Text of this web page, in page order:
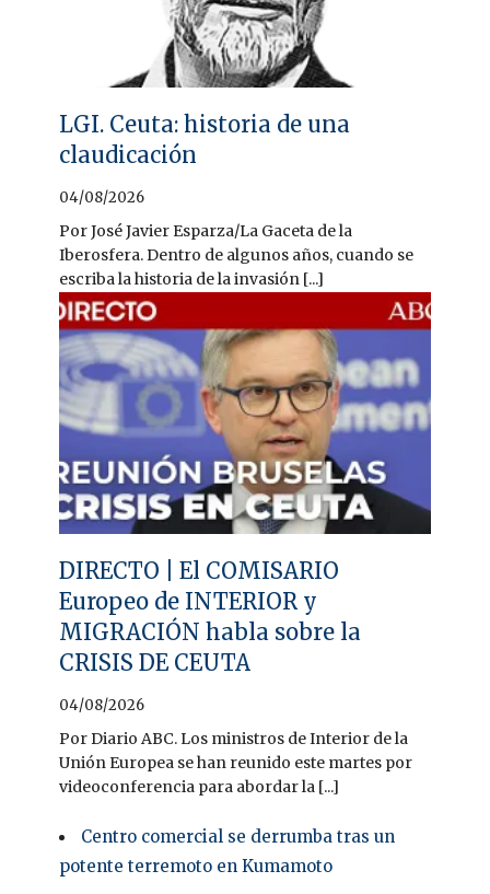
LGI. Ceuta: historia de una
claudicación
04/08/2026
Por José Javier Esparza/La Gaceta de la
Iberosfera. Dentro de algunos años, cuando se
escriba la historia de la invasión [...]
DIRECTO | El COMISARIO
Europeo de INTERIOR y
MIGRACIÓN habla sobre la
CRISIS DE CEUTA
04/08/2026
Por Diario ABC. Los ministros de Interior de la
Unión Europea se han reunido este martes por
videoconferencia para abordar la [...]
Centro comercial se derrumba tras un
potente terremoto en Kumamoto